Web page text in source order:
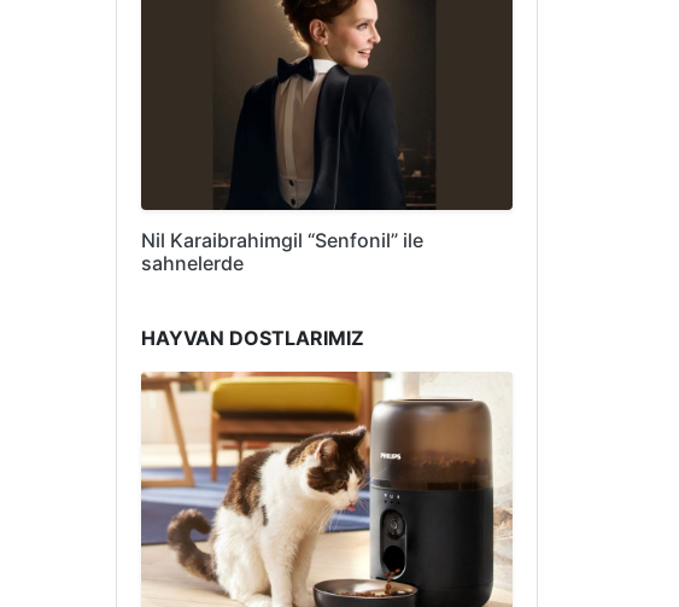
Nil Karaibrahimgil “Senfonil” ile
sahnelerde
HAYVAN DOSTLARIMIZ